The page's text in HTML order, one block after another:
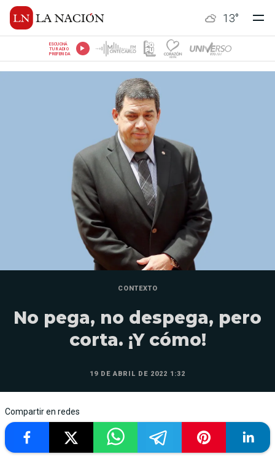
13°
ESCUCHÁ
TU RADIO
PREFERIDA
CONTEXTO
No pega, no despega, pero
corta. ¡Y cómo!
19 DE ABRIL DE 2022 1:32
Compartir en redes